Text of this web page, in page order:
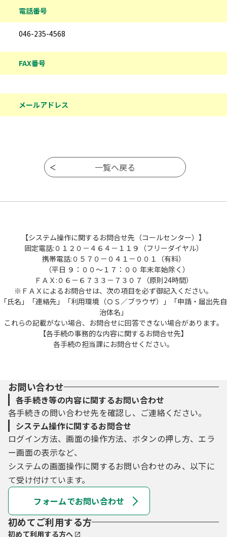
電話番号
046-235-4568
FAX番号
メールアドレス
【システム操作に関するお問合せ先（コールセンター）】
固定電話:０１２０－４６４－１１９（フリーダイヤル）
携帯電話:０５７０－０４１－００１（有料）
（平日 ９：００～１７：００ 年末年始除く）
ＦＡＸ:０６－６７３３－７３０７（原則24時間）
※ＦＡＸによるお問合せは、次の項目を必ず御記入ください。
「氏名」「連絡先」「利用環境（ＯＳ／ブラウザ）」「申請・届出先自
治体名」
これらの記載がない場合、お問合せに回答できない場合があります。
【各手続の事務的な内容に関するお問合せ先】
各手続の担当課にお問合せください。
お問い合わせ
各手続き等の内容に関するお問い合わせ
各手続きの問い合わせ先を確認し、ご連絡ください。
システム操作に関するお問合せ
ログイン方法、画面の操作方法、ボタンの押し方、エラ
ー画面の表示など、
システムの画面操作に関するお問い合わせのみ、以下に
て受け付けています。
フォームでお問い合わせ
初めてご利用する方
初めて利用する方へ